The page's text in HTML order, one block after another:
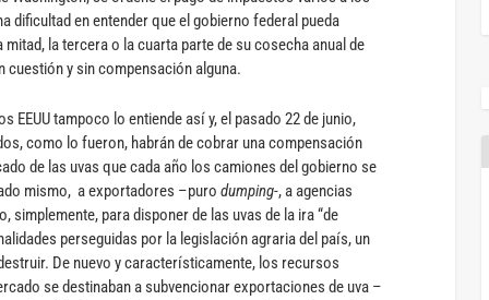
dificultad en entender que el gobierno federal pueda
la tercera o la cuarta parte de su cosecha anual de
cuestión y sin compensación alguna.
EEUU tampoco lo entiende así y, el pasado 22 de junio,
como lo fueron, habrán de cobrar una compensación
de las uvas que cada año los camiones del gobierno se
mismo, a exportadores –puro dumping-, a agencias
para disponer de las uvas de la ira “de
perseguidas por la legislación agraria del país, un
De nuevo y característicamente, los recursos
se destinaban a subvencionar exportaciones de uva –